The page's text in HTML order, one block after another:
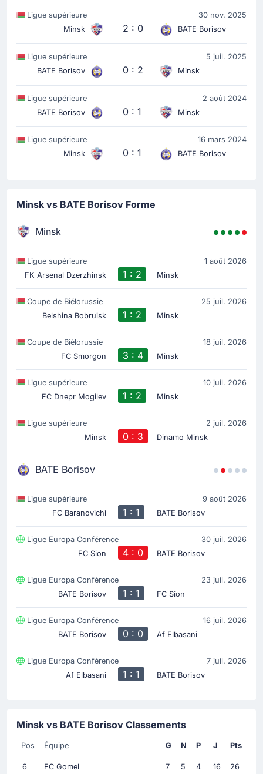
Ligue supérieure
30 nov. 2025
Minsk
2 : 0 BATE Borisov
Ligue supérieure
5 juil. 2025
BATE Borisov
0 : 2 Minsk
Ligue supérieure
2 août 2024
BATE Borisov
0 : 1 Minsk
Ligue supérieure
16 mars 2024
Minsk
0 : 1 BATE Borisov
Minsk vs BATE Borisov Forme
Minsk
Ligue supérieure
1 août 2026
FK Arsenal Dzerzhinsk
1 : 2 Minsk
Coupe de Biélorussie
25 juil. 2026
Belshina Bobruisk
1 : 2 Minsk
Coupe de Biélorussie
18 juil. 2026
FC Smorgon
3 : 4 Minsk
Ligue supérieure
10 juil. 2026
FC Dnepr Mogilev
1 : 2 Minsk
Ligue supérieure
2 juil. 2026
Minsk
0 : 3 Dinamo Minsk
BATE Borisov
Ligue supérieure
9 août 2026
FC Baranovichi
1 : 1 BATE Borisov
Ligue Europa Conférence
30 juil. 2026
FC Sion
4 : 0 BATE Borisov
Ligue Europa Conférence
23 juil. 2026
BATE Borisov
1 : 1 FC Sion
Ligue Europa Conférence
16 juil. 2026
BATE Borisov
0 : 0 Af Elbasani
Ligue Europa Conférence
7 juil. 2026
Af Elbasani
1 : 1 BATE Borisov
Minsk vs BATE Borisov Classements
Pos Équipe G N P J Pts
6 FC Gomel 7 5 4 16 26